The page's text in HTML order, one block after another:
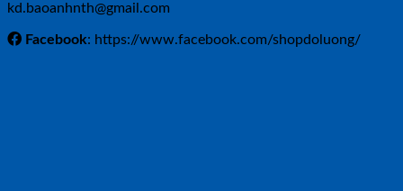
kd.baoanhnth@gmail.com
Facebook: https://www.facebook.com/shopdoluong/